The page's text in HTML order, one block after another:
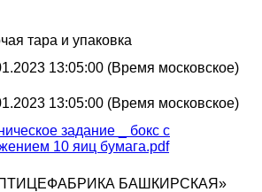
тара и упаковка
13:05:00 (Время московское)
13:05:00 (Время московское)
задание _ бокс с
10 яиц бумага.pdf
БАШКИРСКАЯ»